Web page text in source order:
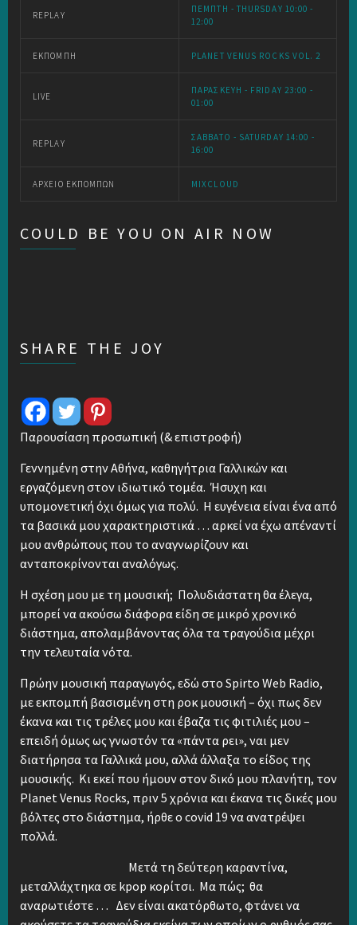
REPLAY
ΠΈΜΠΤΗ - THURSDAY 10:00 -
12:00
ΕΚΠΟΜΠΉ PLANET VENUS ROCKS VOL. 2
LIVE
ΠΑΡΑΣΚΕΥΉ - FRIDAY 23:00 -
01:00
REPLAY
ΣΆΒΒΑΤΟ - SATURDAY 14:00 -
16:00
ΑΡΧΕΊΟ ΕΚΠΟΜΠΏΝ MIXCLOUD
COULD BE YOU ON AIR NOW
SHARE THE JOY
Παρουσίαση προσωπική (& επιστροφή)
Γεννημένη στην Αθήνα, καθηγήτρια Γαλλικών και
εργαζόμενη στον ιδιωτικό τομέα. Ήσυχη και
υπομονετική όχι όμως για πολύ. Η ευγένεια είναι ένα από
τα βασικά μου χαρακτηριστικά … αρκεί να έχω απέναντί
μου ανθρώπους που το αναγνωρίζουν και
ανταποκρίνονται αναλόγως.
Η σχέση μου με τη μουσική; Πολυδιάστατη θα έλεγα,
μπορεί να ακούσω διάφορα είδη σε μικρό χρονικό
διάστημα, απολαμβάνοντας όλα τα τραγούδια μέχρι
την τελευταία νότα.
Πρώην μουσική παραγωγός, εδώ στο Spirto Web Radio,
με εκπομπή βασισμένη στη ροκ μουσική – όχι πως δεν
έκανα και τις τρέλες μου και έβαζα τις φιτιλιές μου –
επειδή όμως ως γνωστόν τα «πάντα ρει», ναι μεν
διατήρησα τα Γαλλικά μου, αλλά άλλαξα το είδος της
μουσικής. Κι εκεί που ήμουν στον δικό μου πλανήτη, τον
Planet Venus Rocks, πριν 5 χρόνια και έκανα τις δικές μου
βόλτες στο διάστημα, ήρθε ο covid 19 να ανατρέψει
πολλά.
Μετά τη δεύτερη καραντίνα,
μεταλλάχτηκα σε kpop κορίτσι. Μα πώς; θα
αναρωτιέστε … Δεν είναι ακατόρθωτο, φτάνει να